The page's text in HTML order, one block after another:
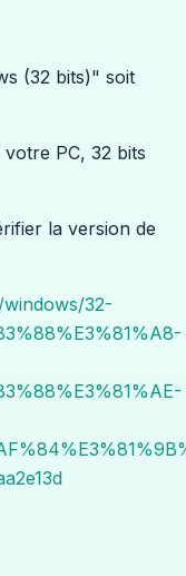
(32 bits)" soit
PC, 32 bits
la version de
32-